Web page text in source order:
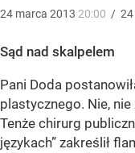
24 marca 2013 20:00 / 24
Sąd nad skalpelem
Pani Doda
plastycznego. Nie,
Tenże chirurg
językach” zakreślił